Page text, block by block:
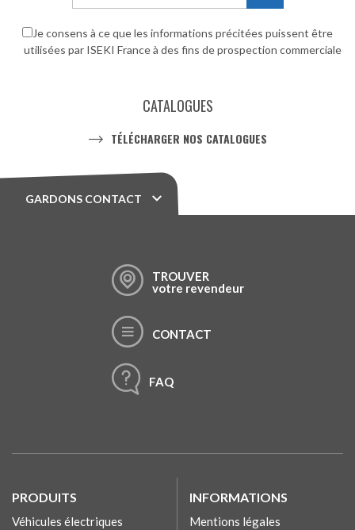
Je consens à ce que les informations précitées puissent être
utilisées par ISEKI France à des fins de prospection commerciale
CATALOGUES
TÉLÉCHARGER NOS CATALOGUES
GARDONS CONTACT
TROUVER
votre revendeur
CONTACT
FAQ
PRODUITS
Véhicules électriques
INFORMATIONS
Mentions légales